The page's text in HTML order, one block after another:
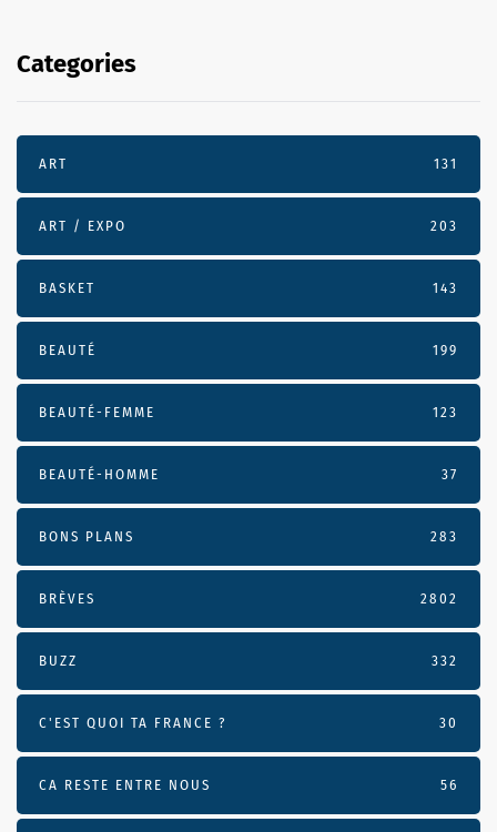
Categories
ART 131
ART / EXPO 203
BASKET 143
BEAUTÉ 199
BEAUTÉ-FEMME 123
BEAUTÉ-HOMME 37
BONS PLANS 283
BRÈVES 2802
BUZZ 332
C'EST QUOI TA FRANCE ? 30
CA RESTE ENTRE NOUS 56